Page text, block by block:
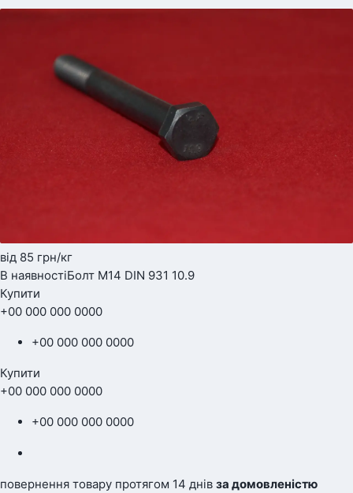
від 85 грн/кг
В наявностіБолт М14 DIN 931 10.9
Купити
+00 000 000 0000
+00 000 000 0000
Купити
+00 000 000 0000
+00 000 000 0000
повернення товару протягом 14 днів за домовленістю